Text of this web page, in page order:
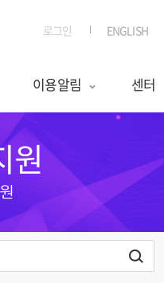
로그인 ENGLISH
이용알림 센터
원